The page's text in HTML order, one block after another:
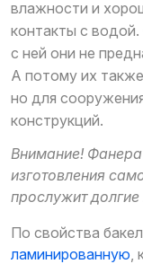
влажности и
контакты с
с ней они не
А потому их
но для
конструкций.
Внимание!
изготовления
прослужит
По свойства
ламинированную